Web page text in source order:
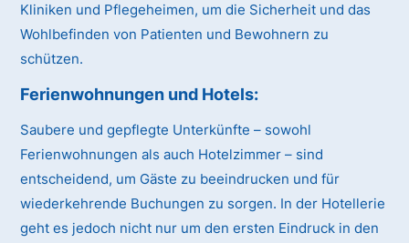
Kliniken und Pflegeheimen, um die Sicherheit und das
Wohlbefinden von Patienten und Bewohnern zu
schützen.
Ferienwohnungen und Hotels:
Saubere und gepflegte Unterkünfte – sowohl
Ferienwohnungen als auch Hotelzimmer – sind
entscheidend, um Gäste zu beeindrucken und für
wiederkehrende Buchungen zu sorgen. In der Hotellerie
geht es jedoch nicht nur um den ersten Eindruck in den